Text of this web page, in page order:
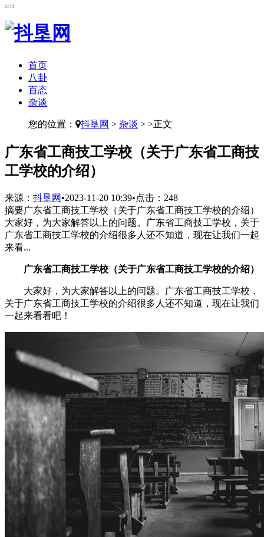
首页
八卦
百态
杂谈
您的位置： 抖垦网 > 杂谈 > >正文
​广东省工商技工学校（关于广东省工商技
工学校的介绍）
来源： 抖垦网 •2023-11-20 10:39•点击： 248
摘要广东省工商技工学校（关于广东省工商技工学校的介绍）
大家好，为大家解答以上的问题。广东省工商技工学校，关于
广东省工商技工学校的介绍很多人还不知道，现在让我们一起
来看...
广东省工商技工学校（关于广东省工商技工学校的介绍）
大家好，为大家解答以上的问题。广东省工商技工学校，
关于广东省工商技工学校的介绍很多人还不知道，现在让我们
一起来看看吧！